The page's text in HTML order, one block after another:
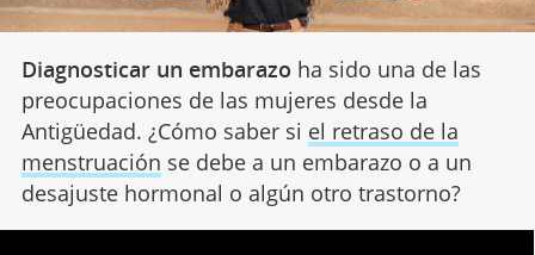
Diagnosticar un embarazo ha sido una de las
preocupaciones de las mujeres desde la
Antigüedad. ¿Cómo saber si el retraso de la
menstruación se debe a un embarazo o a un
desajuste hormonal o algún otro trastorno?